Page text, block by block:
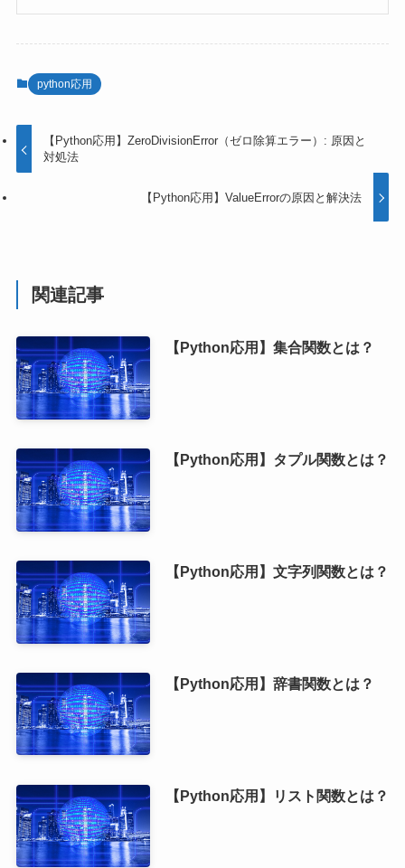
python応用
【Python応用】ZeroDivisionError（ゼロ除算エラー）: 原因と
対処法
【Python応用】ValueErrorの原因と解決法
関連記事
【Python応用】集合関数とは？
【Python応用】タプル関数とは？
【Python応用】文字列関数とは？
【Python応用】辞書関数とは？
【Python応用】リスト関数とは？